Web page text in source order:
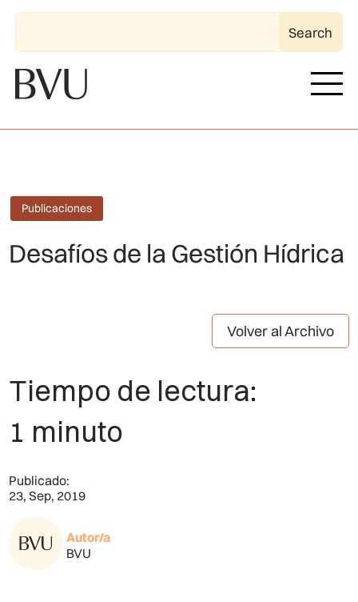
Publicaciones
Desafíos de la Gestión Hídrica
Volver al Archivo
Tiempo de lectura:
1 minuto
Publicado:
23, Sep, 2019
Autor/a
BVU